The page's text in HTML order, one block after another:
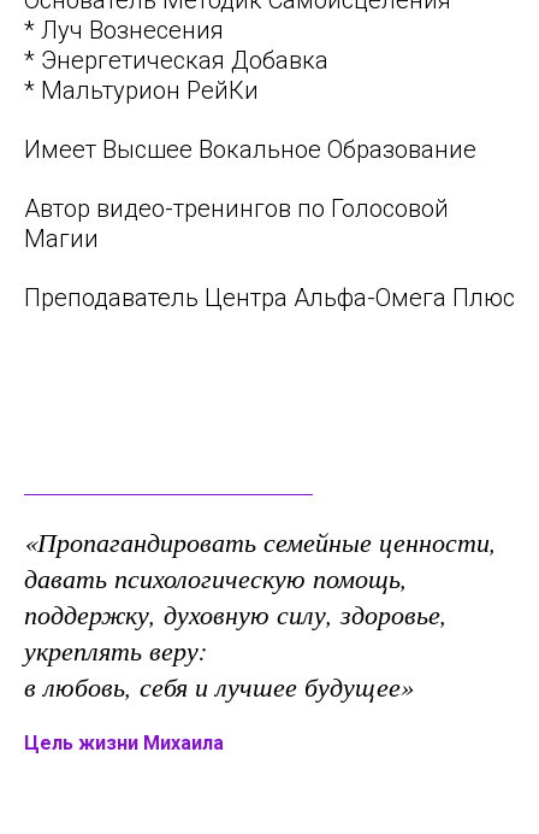
* Луч Вознесения
* Энергетическая Добавка
* Мальтурион РейКи
Имеет Высшее Вокальное Образование
Автор видео-тренингов по Голосовой
Магии
Преподаватель Центра Альфа-Омега Плюс
«Пропагандировать семейные ценности,
давать психологическую помощь,
поддержку, духовную силу, здоровье,
укреплять веру:
в любовь, себя и лучшее будущее»
Цель жизни Михаила